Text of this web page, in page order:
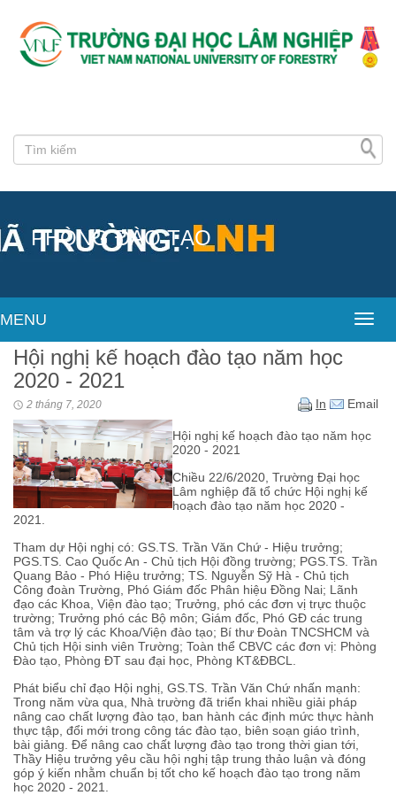
PHÒNG ĐÀO TẠO
MENU
Hội nghị kế hoạch đào tạo năm học
2020 - 2021
2 tháng 7, 2020 In Email
Hội nghị kế hoạch đào tạo năm học
2020 - 2021
Chiều 22/6/2020, Trường Đại học
Lâm nghiệp đã tổ chức Hội nghị kế
hoạch đào tạo năm học 2020 -
2021.
Tham dự Hội nghị có: GS.TS. Trần Văn Chứ - Hiệu trưởng;
PGS.TS. Cao Quốc An - Chủ tịch Hội đồng trường; PGS.TS. Trần
Quang Bảo - Phó Hiệu trưởng; TS. Nguyễn Sỹ Hà - Chủ tịch
Công đoàn Trường, Phó Giám đốc Phân hiệu Đồng Nai; Lãnh
đạo các Khoa, Viện đào tạo; Trưởng, phó các đơn vị trực thuộc
trường; Trưởng phó các Bộ môn; Giám đốc, Phó GĐ các trung
tâm và trợ lý các Khoa/Viện đào tạo; Bí thư Đoàn TNCSHCM và
Chủ tịch Hội sinh viên Trường; Toàn thể CBVC các đơn vị: Phòng
Đào tạo, Phòng ĐT sau đại học, Phòng KT&ĐBCL.
Phát biểu chỉ đạo Hội nghị, GS.TS. Trần Văn Chứ nhấn mạnh:
Trong năm vừa qua, Nhà trường đã triển khai nhiều giải pháp
nâng cao chất lượng đào tạo, ban hành các định mức thực hành
thực tập, đổi mới trong công tác đào tạo, biên soạn giáo trình,
bài giảng. Để nâng cao chất lượng đào tạo trong thời gian tới,
Thầy Hiệu trưởng yêu cầu hội nghị tập trung thảo luận và đóng
góp ý kiến nhằm chuẩn bị tốt cho kế hoạch đào tạo trong năm
học 2020 - 2021.